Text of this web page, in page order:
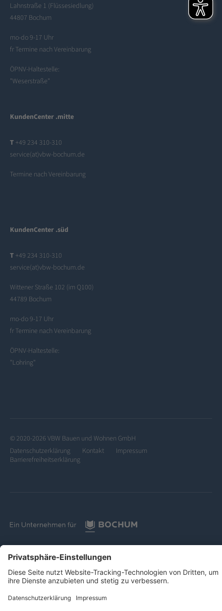
Lahnstraße 1 (Flüssesiedlung)
44807 Bochum
mo-do 9-17 Uhr
fr Termine nach Vereinbarung
ÖPNV-Haltestelle:
"Weserstraße"
KundenCenter .mitte
T +49 234 310-310
service(at)vbw-bochum.de
Termine nach Vereinbarung
KundenCenter .süd
T +49 234 310-310
service(at)vbw-bochum.de
Wittener Straße 102 (im Q100)
44789 Bochum
mo-do 9-17 Uhr
fr Termine nach Vereinbarung
ÖPNV-Haltestelle:
"Lohring"
© 2020-2026 VBW Bauen und Wohnen GmbH
Datenschutzerklärung
Kontakt
Impressum
Barrierefreiheitserklärung